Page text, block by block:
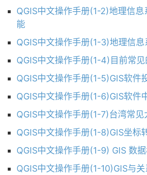
QGIS中文操作手册(1-2)地理信息
能
QGIS中文操作手册(1-3)地理信
QGIS中文操作手册(1-4)目前常见
QGIS中文操作手册(1-5)GIS软件
QGIS中文操作手册(1-6)GIS软件
QGIS中文操作手册(1-7)台湾常见
QGIS中文操作手册(1-8)GIS坐标
QGIS中文操作手册(1-9) GIS 数
QGIS中文操作手册(1-10)GIS与